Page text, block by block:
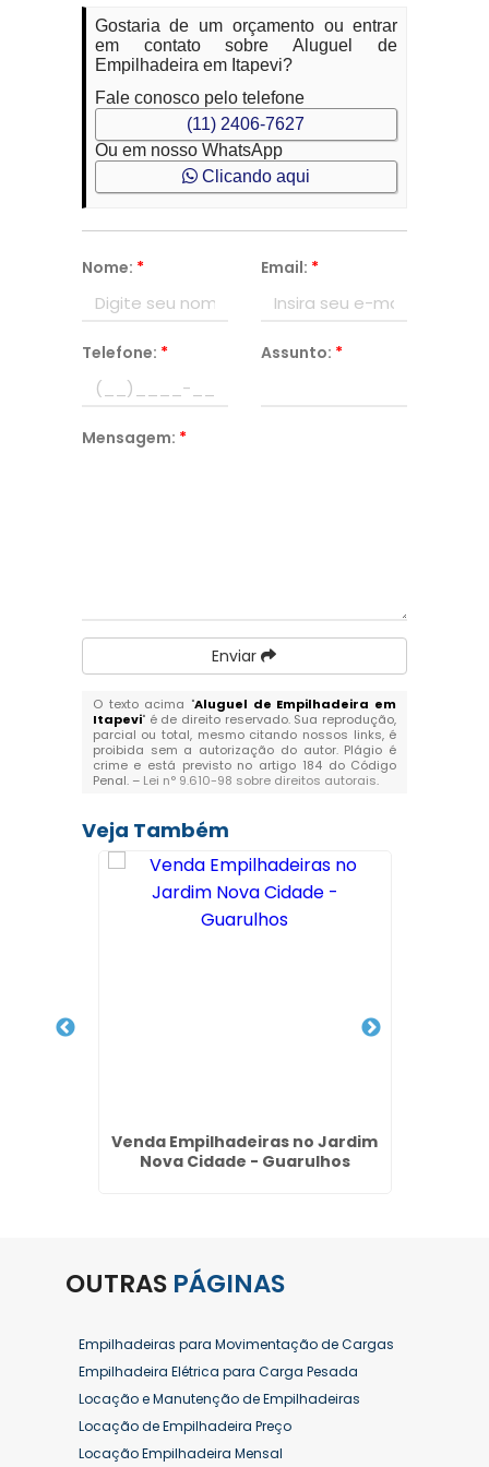
Gostaria de um orçamento ou entrar
em contato sobre Aluguel de
Empilhadeira em Itapevi?
Fale conosco pelo telefone
(11) 2406-7627
Ou em nosso WhatsApp
Clicando aqui
Nome: * Email: *
Telefone: * Assunto: *
Mensagem: *
Enviar
O texto acima "Aluguel de Empilhadeira em
Itapevi" é de direito reservado. Sua reprodução,
parcial ou total, mesmo citando nossos links, é
proibida sem a autorização do autor. Plágio é
crime e está previsto no artigo 184 do Código
Penal. – Lei n° 9.610-98 sobre direitos autorais.
Veja Também
Venda Empilhadeiras no Jardim
Nova Cidade - Guarulhos
OUTRAS PÁGINAS
Empilhadeiras para Movimentação de Cargas
Empilhadeira Elétrica para Carga Pesada
Locação e Manutenção de Empilhadeiras
Locação de Empilhadeira Preço
Locação Empilhadeira Mensal